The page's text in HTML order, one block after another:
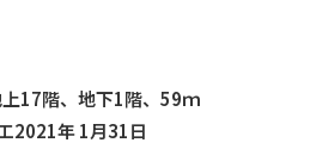
17階、地下1階、59ｍ
2021年 1月31日